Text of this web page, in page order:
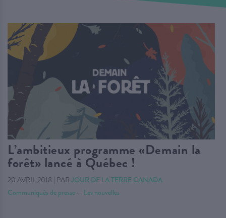
L’ambitieux programme «Demain la
forêt» lancé à Québec !
20 AVRIL 2018 | PAR JOUR DE LA TERRE CANADA
Communiqués de presse — Les nouvelles